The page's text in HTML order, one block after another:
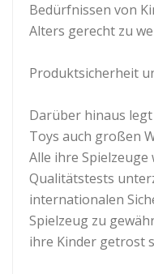
Bedürfnissen von
Alters gerecht zu
Produktsicherheit
Darüber hinaus
Toys auch großen
Alle ihre
Qualitätstests
internationalen
Spielzeug zu
ihre Kinder getrost